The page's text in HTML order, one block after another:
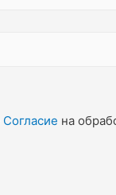
Согласие на